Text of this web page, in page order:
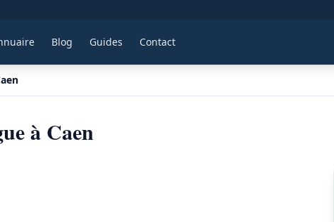
Blog Guides Contact
à Caen